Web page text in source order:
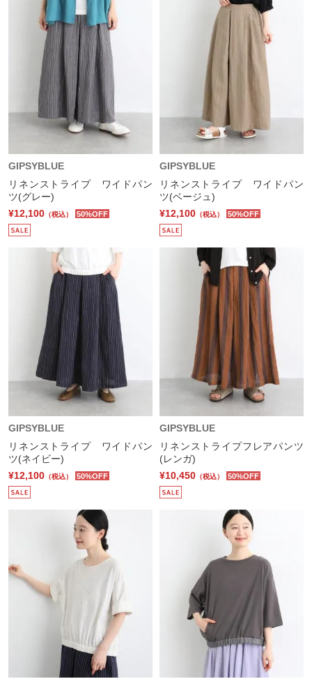
GIPSYBLUE
リネンストライプ ワイドパン
ツ(グレー)
¥12,100 （税込） 50%OFF
GIPSYBLUE
リネンストライプ ワイドパン
ツ(ベージュ)
¥12,100 （税込） 50%OFF
GIPSYBLUE
リネンストライプ ワイドパン
ツ(ネイビー)
¥12,100 （税込） 50%OFF
GIPSYBLUE
リネンストライプフレアパンツ
(レンガ)
¥10,450 （税込） 50%OFF